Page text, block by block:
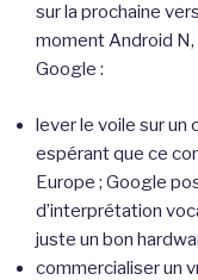
sur la prochaine
moment Android
Google :
lever le voile sur un
espérant que ce
Europe ; Google
d’interprétation
juste un bon
commercialiser un